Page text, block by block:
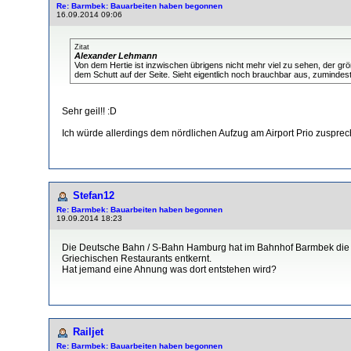
Re: Barmbek: Bauarbeiten haben begonnen
16.09.2014 09:06
Zitat
Alexander Lehmann
Von dem Hertie ist inzwischen übrigens nicht mehr viel zu sehen, der
dem Schutt auf der Seite. Sieht eigentlich noch brauchbar aus,
Sehr geil!! :D
Ich würde allerdings dem nördlichen Aufzug am Airport Prio
Stefan12
Re: Barmbek: Bauarbeiten haben begonnen
19.09.2014 18:23
Die Deutsche Bahn / S-Bahn Hamburg hat im Bahnhof Barmbek
Griechischen Restaurants entkernt.
Hat jemand eine Ahnung was dort entstehen wird?
Railjet
Re: Barmbek: Bauarbeiten haben begonnen